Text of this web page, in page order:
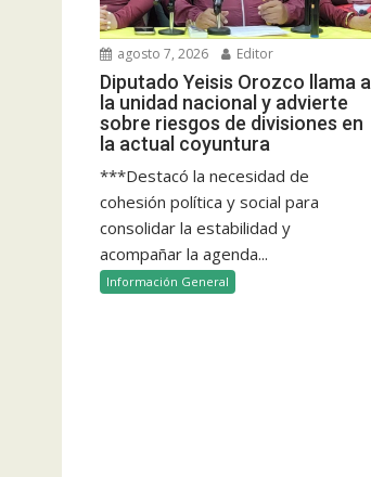
agosto 7, 2026 Editor
Diputado Yeisis Orozco llama a
la unidad nacional y advierte
sobre riesgos de divisiones en
la actual coyuntura
***Destacó la necesidad de
cohesión política y social para
consolidar la estabilidad y
acompañar la agenda...
Información General